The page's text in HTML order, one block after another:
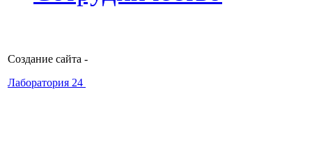
Создание сайта -
Лаборатория 24